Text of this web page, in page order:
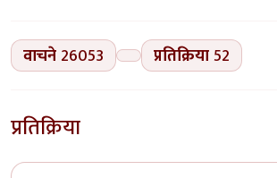
वाचने 26053 प्रतिक्रिया52
प्रतिक्रिया